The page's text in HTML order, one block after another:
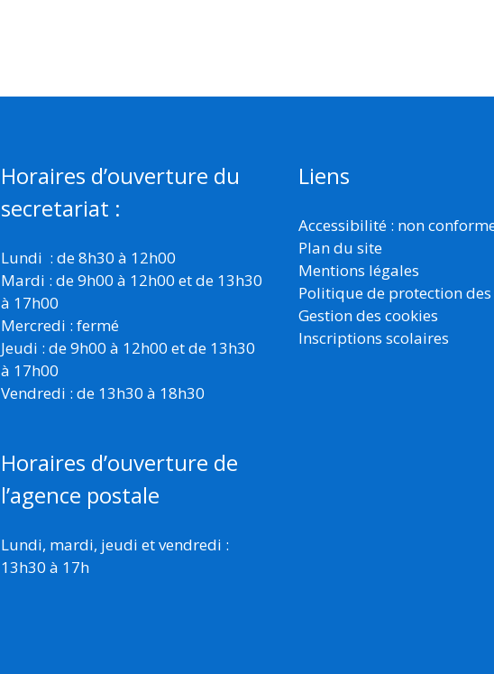
Horaires d’ouverture du
secretariat :
Lundi : de 8h30 à 12h00
Mardi : de 9h00 à 12h00 et de 13h30
à 17h00
Mercredi : fermé
Jeudi : de 9h00 à 12h00 et de 13h30
à 17h00
Vendredi : de 13h30 à 18h30
Horaires d’ouverture de
l’agence postale
Lundi, mardi, jeudi et vendredi :
13h30 à 17h
Liens
Accessibilité : non
Plan du site
Mentions légales
Politique de protection des
Gestion des cookies
Inscriptions scolaires